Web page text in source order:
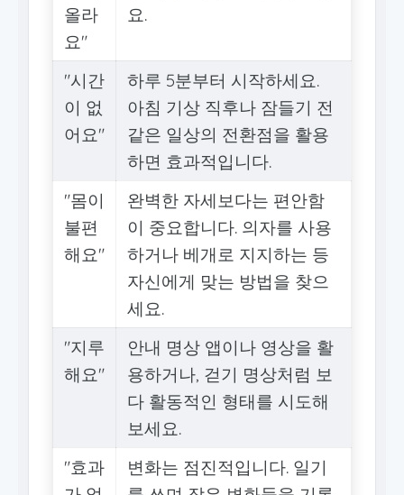
올라
요"
요.
"시간
이 없
어요"
하루 5분부터 시작하세요.
아침 기상 직후나 잠들기 전
같은 일상의 전환점을 활용
하면 효과적입니다.
"몸이
불편
해요"
완벽한 자세보다는 편안함
이 중요합니다. 의자를 사용
하거나 베개로 지지하는 등
자신에게 맞는 방법을 찾으
세요.
"지루
해요"
안내 명상 앱이나 영상을 활
용하거나, 걷기 명상처럼 보
다 활동적인 형태를 시도해
보세요.
"효과
변화는 점진적입니다. 일기